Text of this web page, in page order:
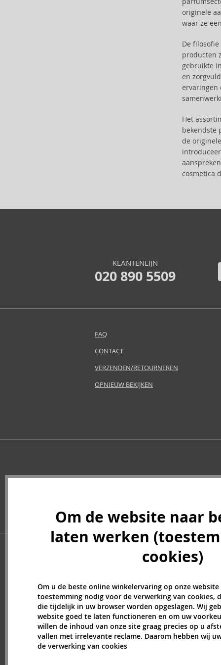
originele
waar ze
De
producten
gebruikte
en
ervaringen
Het
bekendste
de originele
cosmetica
Boucheron (37)
Carrera (9)
Celine Dion (11)
Charriol (2)
Chopard (2)
Christian Audigier (11)
Clean (44)
Clinique (13)
Coach (31)
Costume National (13)
Courreges (16)
Creed (49)
KLANTENLIJN
020 890 5509
FAQ
CONTACT
VERZENDEN/RETOURNEREN
OPNIEUW BEKIJKEN
Om de website naar
laten werken
cookies)
Om u de beste online winkelervaring op onze
toestemming nodig voor de verwerking van cookies,
die tijdelijk in uw browser worden opgeslagen. Wij
website goed te laten functioneren en om uw
willen de inhoud van onze site graag precies op u
vallen met irrelevante reclame. Daarom hebben wij
de verwerking van cookies